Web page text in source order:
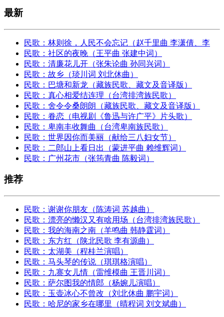
最新
民歌：林则徐，人民不会忘记（赵千里曲 李潇倩、李
民歌：社区的夜晚（王平曲 张建中词）
民歌：清廉花儿开（张朱论曲 孙同兴词）
民歌：故乡（琰川词 刘北休曲）
民歌：巴塘和新龙（藏族民歌、藏文及音译版）
民歌：真心相爱结连理（台湾排湾族民歌）
民歌：舍令令桑朗朗（藏族民歌、藏文及音译版）
民歌：眷恋（电视剧《鲁迅与许广平》片头歌）
民歌：卑南丰收舞曲（台湾卑南族民歌）
民歌：世界因你而美丽（献给三八妇女节）
民歌：二郎山上看日出（蒙进平曲 赖维辉词）
民歌：广州花市（张筠青曲 陈毅词）
推荐
民歌：谢谢你朋友（陈涛词 苏越曲）
民歌：漂亮的懒汉又有啥用场（台湾排湾族民歌）
民歌：我的海南之南（羊鸣曲 韩静霆词）
民歌：东方红（陕北民歌 李有源曲）
民歌：太湖美（程桂兰演唱）
民歌：马头琴的传说（琪琪格演唱）
民歌：九寨女儿情（雷维模曲 王晋川词）
民歌：萨尔图我的情郎（杨婉儿演唱）
民歌：玉壶冰心不曾改（刘北休曲 鹏宇词）
民歌：哈尼的家乡在哪里（晴程词 刘文斌曲）